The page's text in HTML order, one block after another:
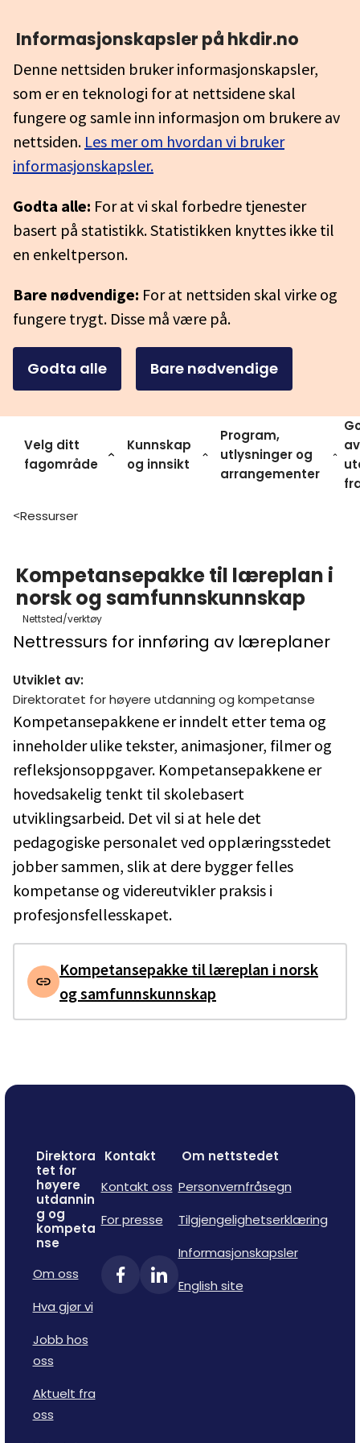
Informasjonskapsler på hkdir.no
Denne nettsiden bruker informasjonskapsler,
som er en teknologi for at nettsidene skal
fungere og samle inn informasjon om brukere av
nettsiden. Les mer om hvordan vi bruker
informasjonskapsler.
Godta alle: For at vi skal forbedre tjenester
basert på statistikk. Statistikken knyttes ikke til
en enkeltperson.
Bare nødvendige: For at nettsiden skal virke og
fungere trygt. Disse må være på.
Godta alle Bare nødvendige
Velg ditt
fagområde
Kunnskap
og innsikt
Program,
utlysninger og
arrangementer
av
>Ressurser
Kompetansepakke til læreplan i
norsk og samfunnskunnskap
Nettsted/verktøy
Nettressurs for innføring av læreplaner
Utviklet av:
Direktoratet for høyere utdanning og kompetanse
Kompetansepakkene er inndelt etter tema og
inneholder ulike tekster, animasjoner, filmer og
refleksjonsoppgaver. Kompetansepakkene er
hovedsakelig tenkt til skolebasert
utviklingsarbeid. Det vil si at hele det
pedagogiske personalet ved opplæringsstedet
jobber sammen, slik at dere bygger felles
kompetanse og videreutvikler praksis i
profesjonsfellesskapet.
Kompetansepakke til læreplan i norsk
og samfunnskunnskap
Direktora
tet for
høyere
utdannin
g og
kompeta
nse
Om oss
Hva gjør vi
Jobb hos
oss
Aktuelt fra
oss
Kontakt
Kontakt oss
For presse
Om nettstedet
Personvernfråsegn
Tilgjengelighetserklæring
Informasjonskapsler
English site